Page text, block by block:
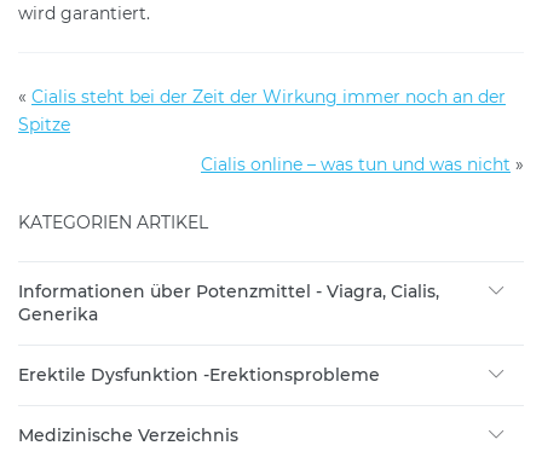
wird garantiert.
« Cialis steht bei der Zeit der Wirkung immer noch an der
Spitze
Cialis online – was tun und was nicht »
KATEGORIEN ARTIKEL
Informationen über Potenzmittel - Viagra, Cialis,
Generika
Erektile Dysfunktion -Erektionsprobleme
Medizinische Verzeichnis